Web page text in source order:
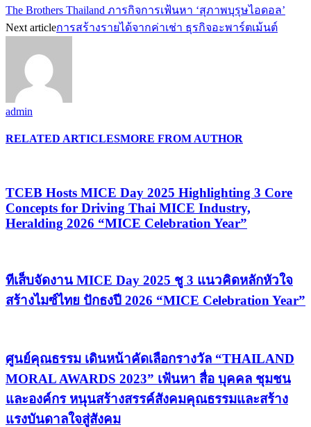
The Brothers Thailand ภารกิจการเฟ้นหา ‘สุภาพบุรุษไอดอล’
Next articleการสร้างรายได้จากค่าเช่า ธุรกิจอะพาร์ตเม้นต์
admin
RELATED ARTICLESMORE FROM AUTHOR
TCEB Hosts MICE Day 2025 Highlighting 3 Core
Concepts for Driving Thai MICE Industry,
Heralding 2026 “MICE Celebration Year”
ทีเส็บจัดงาน MICE Day 2025 ชู 3 แนวคิดหลักหัวใจ
สร้างไมซ์ไทย ปักธงปี 2026 “MICE Celebration Year”
ศูนย์คุณธรรม เดินหน้าคัดเลือกรางวัล “THAILAND
MORAL AWARDS 2023” เฟ้นหา สื่อ บุคคล ชุมชน
และองค์กร หนุนสร้างสรรค์สังคมคุณธรรมและสร้าง
แรงบันดาลใจสู่สังคม